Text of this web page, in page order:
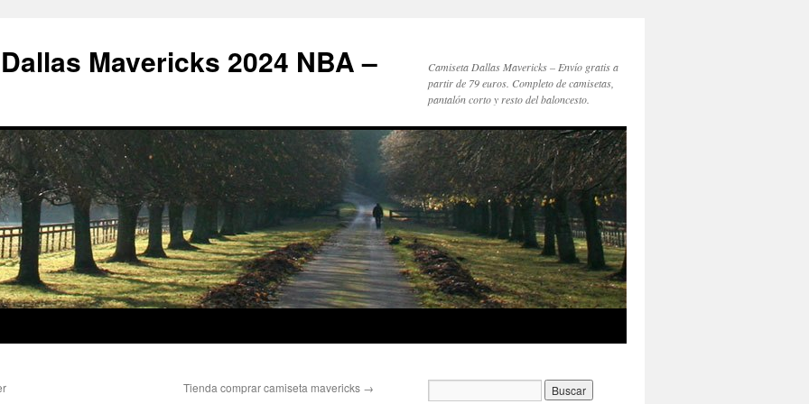
Mavericks 2024 NBA –
Camiseta Dallas Mavericks – Envío gratis a
partir de 79 euros. Completo de camisetas,
pantalón corto y resto del baloncesto.
Tienda comprar camiseta mavericks →